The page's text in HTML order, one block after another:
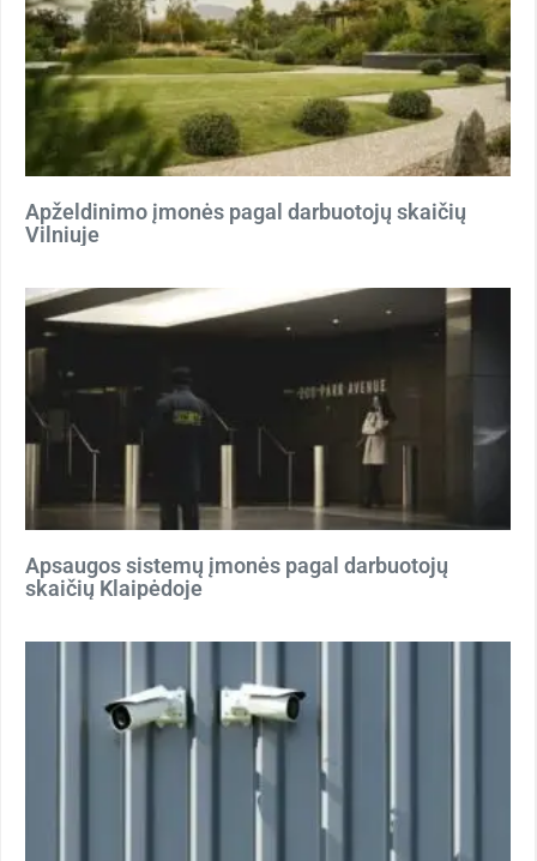
Apželdinimo įmonės pagal darbuotojų skaičių
Vilniuje
Apsaugos sistemų įmonės pagal darbuotojų
skaičių Klaipėdoje